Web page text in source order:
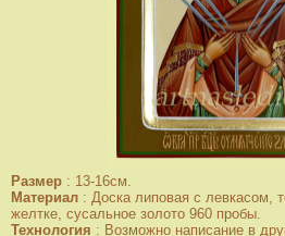
Размер : 13-16см.
Материал : Доска липовая с левкасом,
желтке, сусальное золото 960 пробы.
Технология : Возможно написание в